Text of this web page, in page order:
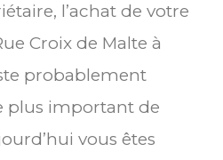
l’achat de votre
Croix de Malte à
probablement
plus important de
vous êtes